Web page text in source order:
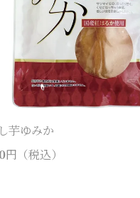
芋ゆみか
円（税込）